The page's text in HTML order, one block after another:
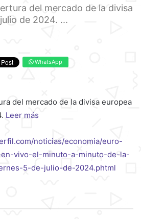
del mercado de la divisa
de 2024. ...
WhatsApp
del mercado de la divisa europea
Leer más
noticias/economia/euro-
vivo-el-minuto-a-minuto-de-la-
5-de-julio-de-2024.phtml